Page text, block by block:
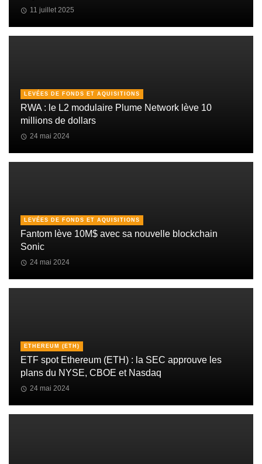
11 juillet 2025
LEVÉES DE FONDS ET AQUISITIONS
RWA : le L2 modulaire Plume Network lève 10
millions de dollars
24 mai 2024
LEVÉES DE FONDS ET AQUISITIONS
Fantom lève 10M$ avec sa nouvelle blockchain
Sonic
24 mai 2024
ETHEREUM (ETH)
ETF spot Ethereum (ETH) : la SEC approuve les
plans du NYSE, CBOE et Nasdaq
24 mai 2024